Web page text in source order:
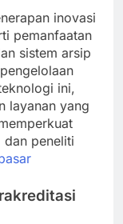
inovasi
pemanfaatan
sistem arsip
ini,
layanan yang
dan peneliti